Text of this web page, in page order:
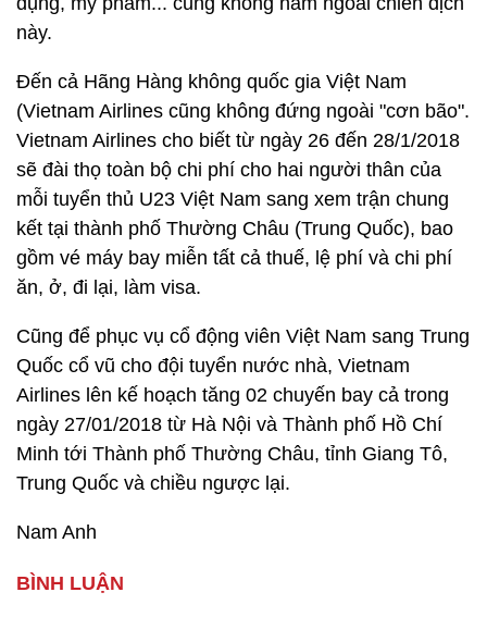
này.
Đến cả Hãng Hàng không quốc gia Việt Nam
(Vietnam Airlines cũng không đứng ngoài "cơn bão".
Vietnam Airlines cho biết từ ngày 26 đến 28/1/2018
sẽ đài thọ toàn bộ chi phí cho hai người thân của
mỗi tuyển thủ U23 Việt Nam sang xem trận chung
kết tại thành phố Thường Châu (Trung Quốc), bao
gồm vé máy bay miễn tất cả thuế, lệ phí và chi phí
ăn, ở, đi lại, làm visa.
Cũng để phục vụ cổ động viên Việt Nam sang Trung
Quốc cổ vũ cho đội tuyển nước nhà, Vietnam
Airlines lên kế hoạch tăng 02 chuyến bay cả trong
ngày 27/01/2018 từ Hà Nội và Thành phố Hồ Chí
Minh tới Thành phố Thường Châu, tỉnh Giang Tô,
Trung Quốc và chiều ngược lại.
Nam Anh